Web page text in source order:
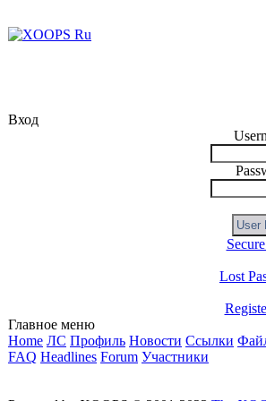
Вход
Lost
Главное меню
Home ЛС Профиль Новости Ссылки
FAQ Headlines Forum Участники